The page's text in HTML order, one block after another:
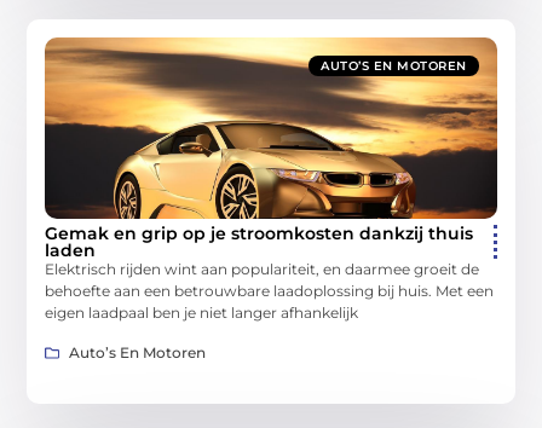
AUTO’S EN MOTOREN
Gemak en grip op je stroomkosten dankzij thuis
laden
Elektrisch rijden wint aan populariteit, en daarmee groeit de
behoefte aan een betrouwbare laadoplossing bij huis. Met een
eigen laadpaal ben je niet langer afhankelijk
Auto’s En Motoren